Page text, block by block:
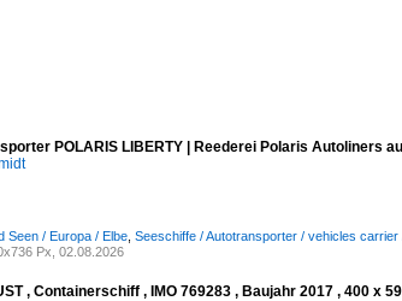
POLARIS LIBERTY | Reederei Polaris Autoliners
Seen / Europa / Elbe Seeschiffe / Autotransporter / vehicles carrier
Px, 02.08.2026
, Containerschiff , IMO 769283 , Baujahr 2017 , 400 x